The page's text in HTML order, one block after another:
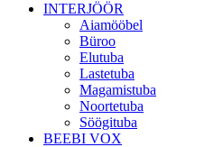
INTERJÖÖR
Aiamööbel
Büroo
Elutuba
Lastetuba
Magamistuba
Noortetuba
Söögituba
BEEBI VOX